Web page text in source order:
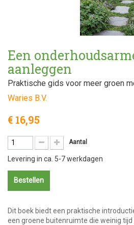
Een
aanleggen
Praktische gids voor meer groen
Waries B.V.
€ 16,95
Aantal
Levering in ca. 5-7 werkdagen
Bestellen
Dit boek biedt een praktische
een groene buitenruimte die weinig tijd